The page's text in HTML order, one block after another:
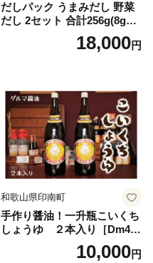
だしパック うまみだし 野菜
だし 2セット 合計256g(8g×8
パック×2種×2セット) [岡田商
店 宮崎県 美郷町 31ac0069]
18,000円
和歌山県印南町
手作り醤油！一升瓶こいくち
しょうゆ ２本入り［Dm4］
｜手作り 醤油 和歌山県 印南
町 一升瓶 こいくちしょうゆ
10,000円